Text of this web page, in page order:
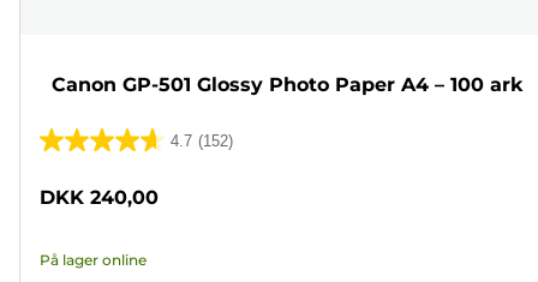
Canon GP-501 Glossy Photo Paper A4 – 100 ark
4.7 (152)
4.7
af
stjerner.
DKK 240,00
På lager online